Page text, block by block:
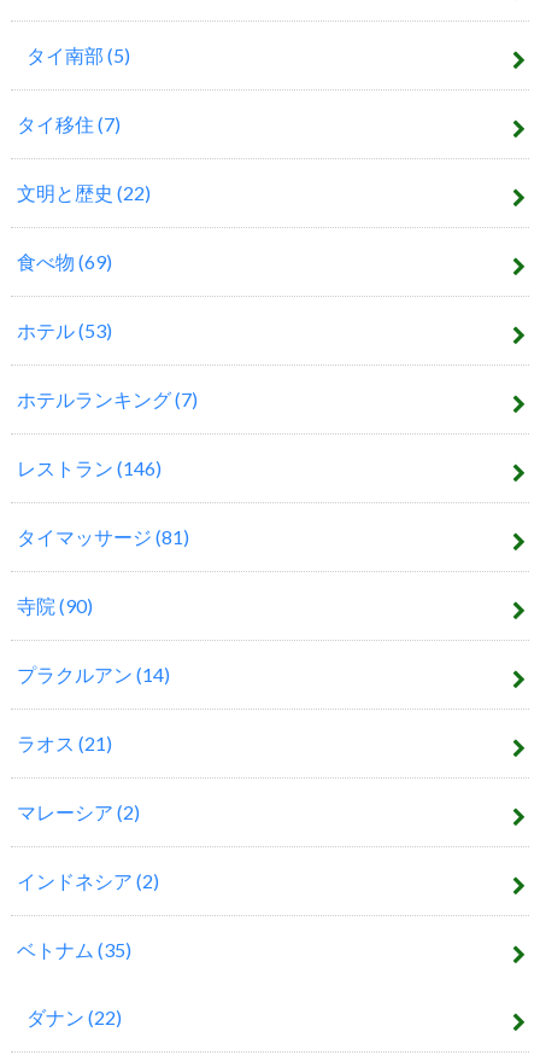
タイ南部 (5)
タイ移住 (7)
文明と歴史 (22)
食べ物 (69)
ホテル(53)
ホテルランキング(7)
レストラン (146)
タイマッサージ (81)
寺院 (90)
プラクルアン (14)
ラオス (21)
マレーシア (2)
インドネシア (2)
ベトナム (35)
ダナン (22)